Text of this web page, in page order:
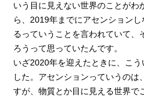
いう目に見えない世界のことがわ
ら、2019年までにアセンション
るっていうことを言われていて、
ろうって思っていたんです。
いざ2020年を迎えたときに、こ
した。アセンションっていうの
すが、物質とか目に見える世界で